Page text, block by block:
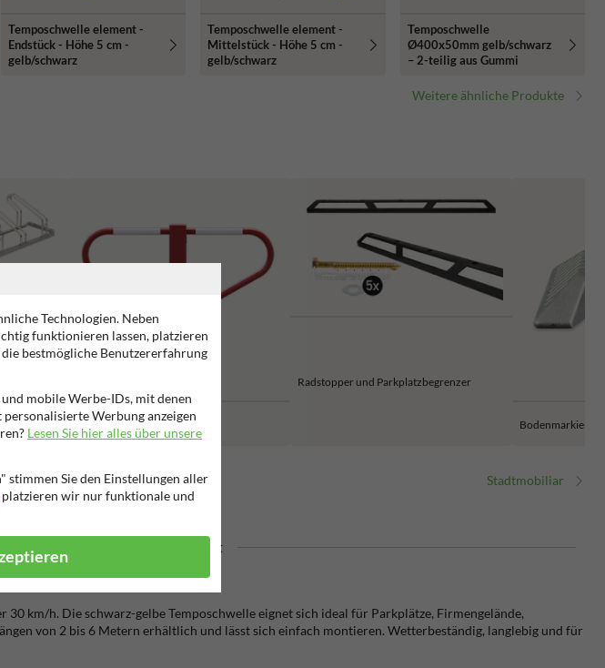
Temposchwelle element -
Endstück - Höhe 5 cm -
gelb/schwarz
Temposchwelle element -
Mittelstück - Höhe 5 cm -
gelb/schwarz
Temposchwelle
Ø400x50mm gelb/schwarz
– 2-teilig aus Gummi
Weitere ähnliche Produkte
Parkplatzsperren
Radstopper und Parkplatzbegrenzer
Stadtmobiliar
TUV Geprüft
km/h. Die schwarz-gelbe Temposchwelle eignet sich ideal für Parkplätze, Firmengelände,
von 2 bis 6 Metern erhältlich und lässt sich einfach montieren. Wetterbeständig, langlebig und für
Technologien. Neben
funktionieren lassen, platzieren
bestmögliche Benutzererfahrung
mobile Werbe-IDs, mit denen
Werbung anzeigen
Lesen Sie hier alles über unsere
stimmen Sie den Einstellungen aller
platzieren wir nur funktionale und